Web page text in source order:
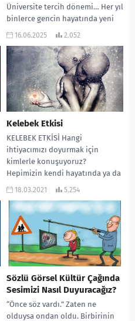
Üniversite tercih dönemi… Her yıl
binlerce gencin hayatında yeni
bir sayfa açan, umutların,
kaygıların da yoğunlaştığı...
16.06.2025 2.052
Kelebek Etkisi
KELEBEK ETKİSİ Hangi
ihtiyacımızı doyurmak için
kimlerle konuşuyoruz?
Hepimizin kendi hayatında ya da
başkalarının hayatında rastladığı
18.03.2021 5.254
Sözlü Görsel Kültür Çağında
Sesimizi Nasıl Duyuracağız?
“Önce söz vardı.” Zaten ne
olduysa ondan oldu. Birbirinin